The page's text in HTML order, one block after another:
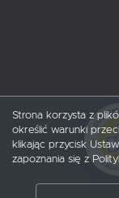
Strona korzysta z
określić warunki
klikając przycisk
zapoznania się z